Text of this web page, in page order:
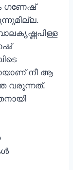
ഗണേഷ്
നീ ആ
വരുന്നത്.